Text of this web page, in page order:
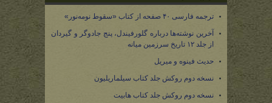
ترجمه فارسی ۴۰ صفحه از کتاب «سقوط نومه‌نور»
آخرین نوشته‌ها درباره گلورفیندل، پنج جادوگر و گیردان
از جلد ۱۲ تاریخ سرزمین میانه
حدیث فینوه و میریل
نسخه دوم روکش جلد کتاب سیلماریلیون
نسخه دوم روکش جلد کتاب هابیت